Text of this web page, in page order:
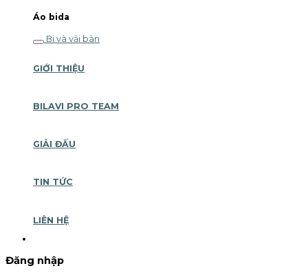
Áo bida
Bi và vải bàn
GIỚI THIỆU
BILAVI PRO TEAM
GIẢI ĐẤU
TIN TỨC
LIÊN HỆ
Đăng nhập